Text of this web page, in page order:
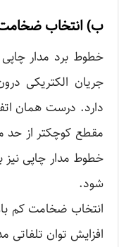
ب) انتخاب
خطوط برد مدار
جریان الکتریکی
دارد. درست همان
مقطع کوچکتر از حد
خطوط مدار چاپی
شود.
انتخاب ضخامت کم
افزایش توان